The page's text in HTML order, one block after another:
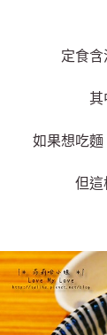
定食含
其
如果想吃麵
但這